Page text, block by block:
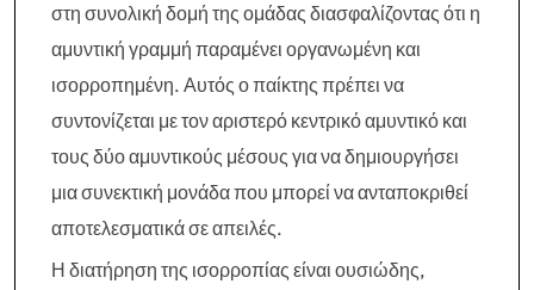
στη συνολική δομή της ομάδας διασφαλίζοντας ότι η
αμυντική γραμμή παραμένει οργανωμένη και
ισορροπημένη. Αυτός ο παίκτης πρέπει να
συντονίζεται με τον αριστερό κεντρικό αμυντικό και
τους δύο αμυντικούς μέσους για να δημιουργήσει
μια συνεκτική μονάδα που μπορεί να ανταποκριθεί
αποτελεσματικά σε απειλές.
Η διατήρηση της ισορροπίας είναι ουσιώδης,